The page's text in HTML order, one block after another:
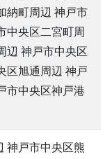
納町周辺 神戸市
中央区二宮町周
辺 神戸市中央区
区旭通周辺 神戸
市中央区神戸港
神戸市中央区熊